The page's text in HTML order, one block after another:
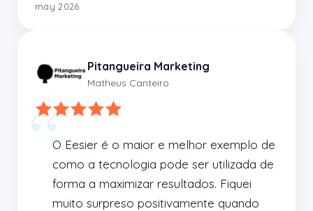
may 2026
Pitangueira Marketing
Matheus Canteiro
O Eesier é o maior e melhor exemplo de
como a tecnologia pode ser utilizada de
forma a maximizar resultados. Fiquei
muito surpreso positivamente quando